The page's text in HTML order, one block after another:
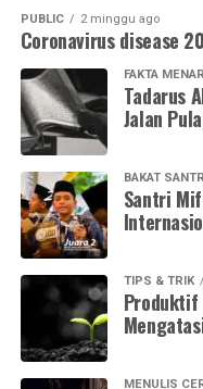
PUBLIC 2 minggu ago
Coronavirus disease
FAKTA
Tadarus
Jalan
BAKAT
Santri
TIPS & TRIK
Produktif
MENULIS